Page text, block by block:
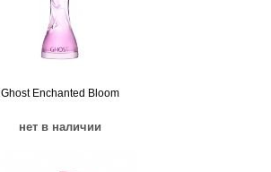
Ghost Enchanted Bloom
нет в наличии